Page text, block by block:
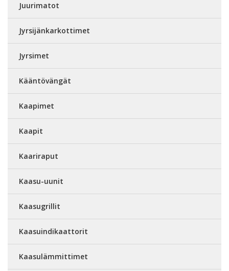
Juurimatot
Jyrsijänkarkottimet
Jyrsimet
Kääntövängät
Kaapimet
Kaapit
Kaariraput
Kaasu-uunit
Kaasugrillit
Kaasuindikaattorit
Kaasulämmittimet